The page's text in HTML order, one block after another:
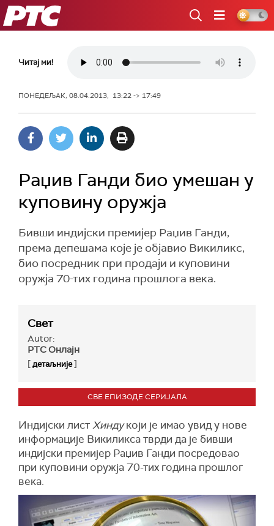
РТС
Читај ми!
ПОНЕДЕЉАК, 08.04.2013, 13:22 -> 17:49
Раџив Ганди био умешан у
куповину оружја
Бивши индијски премијер Раџив Ганди,
према депешама које је објавио Викиликс,
био посредник при продаји и куповини
оружја 70-тих година прошлога века.
Свет
Autor:
РТС Онлајн
[детаљније]
СВЕ ЕПИЗОДЕ СЕРИЈАЛА
Индијски листХиндукоји је имао увид у нове
информације Викиликса тврди да је бивши
индијски премијер Раџив Ганди посредовао
при куповини оружја 70-тих година прошлог
века.